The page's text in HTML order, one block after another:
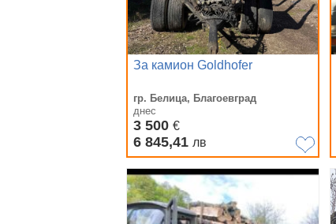
За камион Goldhofer
гр. Белица, Благоевград
днес
3 500 €
6 845,41 лв